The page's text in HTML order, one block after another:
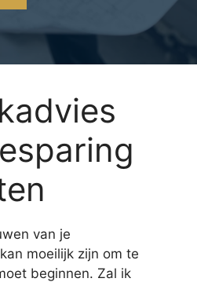
van je
moeilijk zijn om te
beginnen. Zal ik